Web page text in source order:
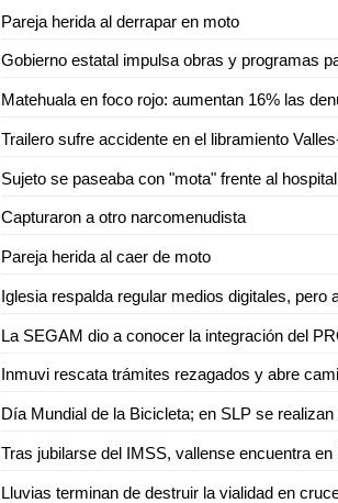
Pareja herida al derrapar en moto
Sujeto se paseaba con "mota" frente al hospital
Capturaron a otro narcomenudista
Pareja herida al caer de moto